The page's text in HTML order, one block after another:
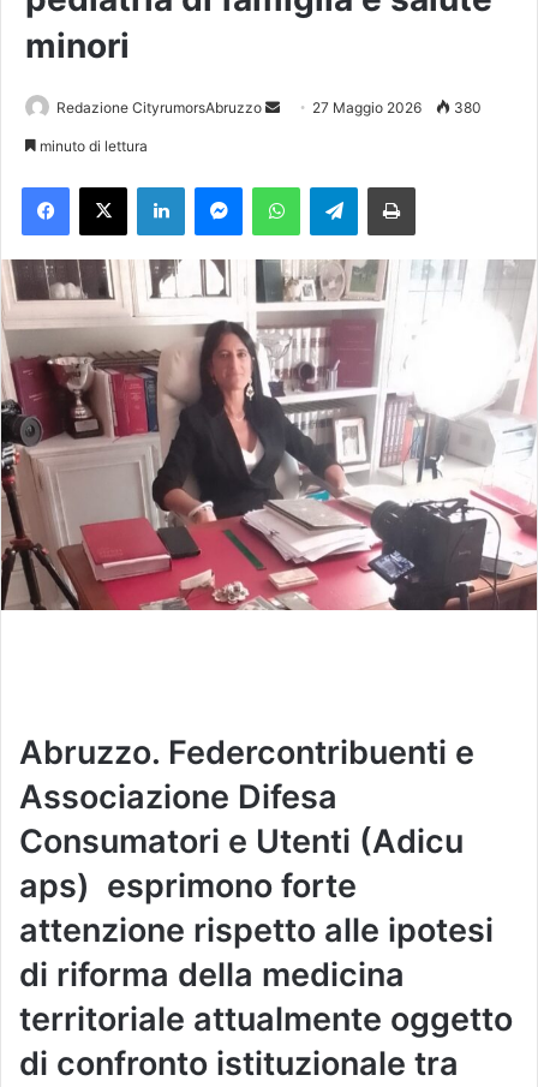
minori
Redazione CityrumorsAbruzzo
a
n
'
e
m
a
27 Maggio 2026 380
minuto di lettura
Telegram
Abruzzo. Federcontribuenti e
Associazione Difesa
Consumatori e Utenti (Adicu
aps) esprimono forte
attenzione rispetto alle ipotesi
di riforma della medicina
territoriale attualmente oggetto
di confronto istituzionale tra